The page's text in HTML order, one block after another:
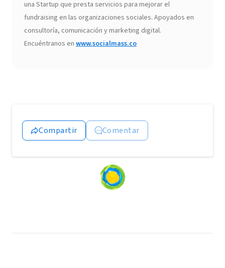
una Startup que presta servicios para mejorar el
fundraising en las organizaciones sociales. Apoyados en
consultoría, comunicación y marketing digital.
Encuéntranos en www.socialmass.co
Compartir Comentar
Loading